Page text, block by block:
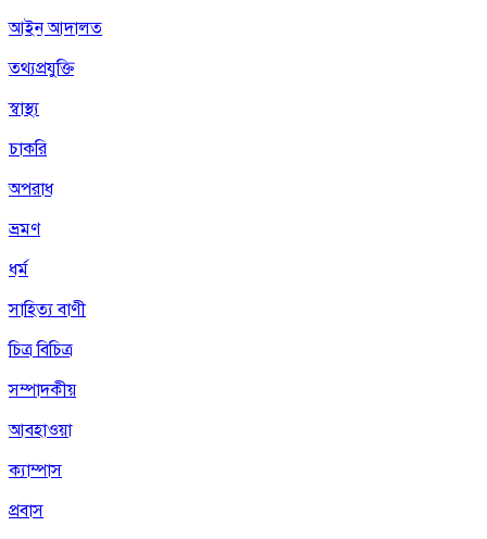
আইন আদালত
তথ্যপ্রযুক্তি
স্বাস্থ্য
চাকরি
অপরাধ
ভ্রমণ
ধর্ম
সাহিত্য বাণী
চিত্র বিচিত্র
সম্পাদকীয়
আবহাওয়া
ক্যাম্পাস
প্রবাস